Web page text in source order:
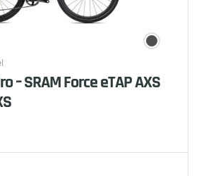
– SRAM Force eTAP AXS